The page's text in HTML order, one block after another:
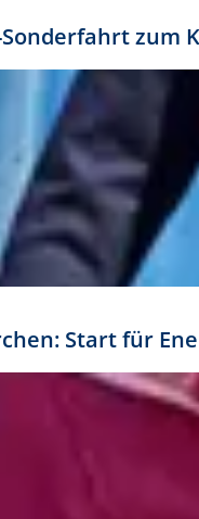
Sonderfahrt
Start für